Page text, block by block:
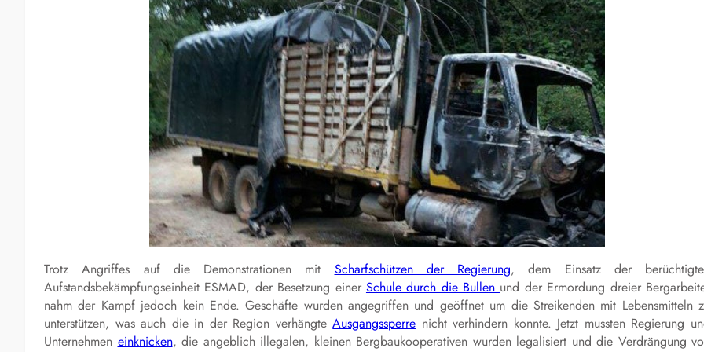
Trotz Angriffes auf die Demonstrationen mit Scharfschützen der Regierung, dem Einsatz der
Aufstandsbekämpfungseinheit ESMAD, der Besetzung einer Schule durch die Bullen und der Ermordung dreier
nahm der Kampf jedoch kein Ende. Geschäfte wurden angegriffen und geöffnet um die Streikenden mit Lebensmitteln
unterstützen, was auch die in der Region verhängteAusgangssperre nicht verhindern konnte. Jetzt mussten Regierung
Unternehmen einknicken, die angeblich illegalen, kleinen Bergbaukooperativen wurden legalisiert und die Verdrängung